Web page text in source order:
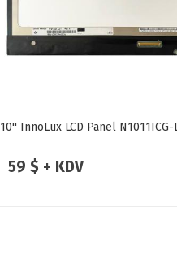
10'' InnoLux LCD Panel N1011ICG-
59 $ + KDV